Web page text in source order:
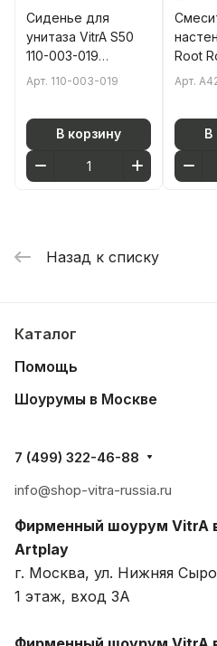
Сиденье для
унитаза VitrA S50
110-003-019
круглое белое
Арт. 110-003-019
В корзину
Root
латунь
Арт.
В
Назад к списку
Каталог
Помощь
Шоурумы в Москве
7 (499) 322-46-88
info@shop-vitra-russia.ru
Фирменный шоурум VitrA
Artplay
г. Москва, ул. Нижняя
1 этаж, вход 3A